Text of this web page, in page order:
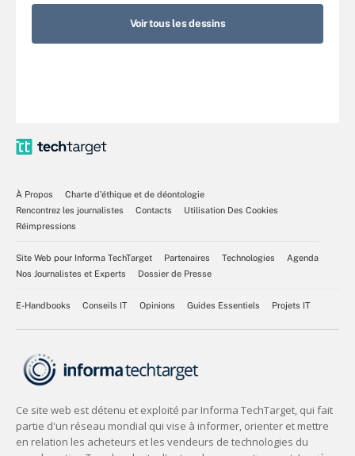
Voir tous les dessins
À Propos
Charte d’éthique et de déontologie
Rencontrez les journalistes
Contacts
Utilisation Des Cookies
Réimpressions
Site Web pour Informa TechTarget Partenaires Technologies
Agenda
Nos Journalistes et Experts
Dossier de Presse
E-Handbooks Conseils IT Opinions Guides Essentiels Projets IT